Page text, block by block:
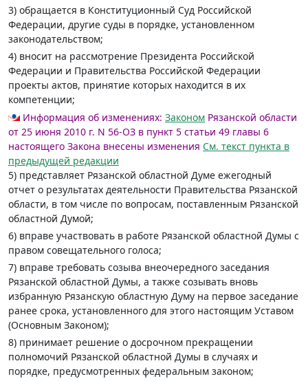
3) обращается в Конституционный Суд Российской
Федерации, другие суды в порядке, установленном
законодательством;
4) вносит на рассмотрение Президента Российской
Федерации и Правительства Российской Федерации
проекты актов, принятие которых находится в их
компетенции;
Информация об изменениях: Законом Рязанской области
от 25 июня 2010 г. N 56-ОЗ в пункт 5 статьи 49 главы 6
настоящего Закона внесены изменения См. текст пункта в
предыдущей редакции
5) представляет Рязанской областной Думе ежегодный
отчет о результатах деятельности Правительства Рязанской
области, в том числе по вопросам, поставленным Рязанской
областной Думой;
6) вправе участвовать в работе Рязанской областной Думы с
правом совещательного голоса;
7) вправе требовать созыва внеочередного заседания
Рязанской областной Думы, а также созывать вновь
избранную Рязанскую областную Думу на первое заседание
ранее срока, установленного для этого настоящим Уставом
(Основным Законом);
8) принимает решение о досрочном прекращении
полномочий Рязанской областной Думы в случаях и
порядке, предусмотренных федеральным законом;